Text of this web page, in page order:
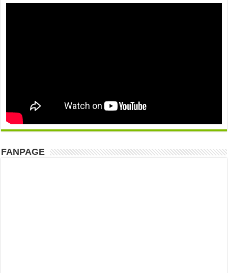
FANPAGE